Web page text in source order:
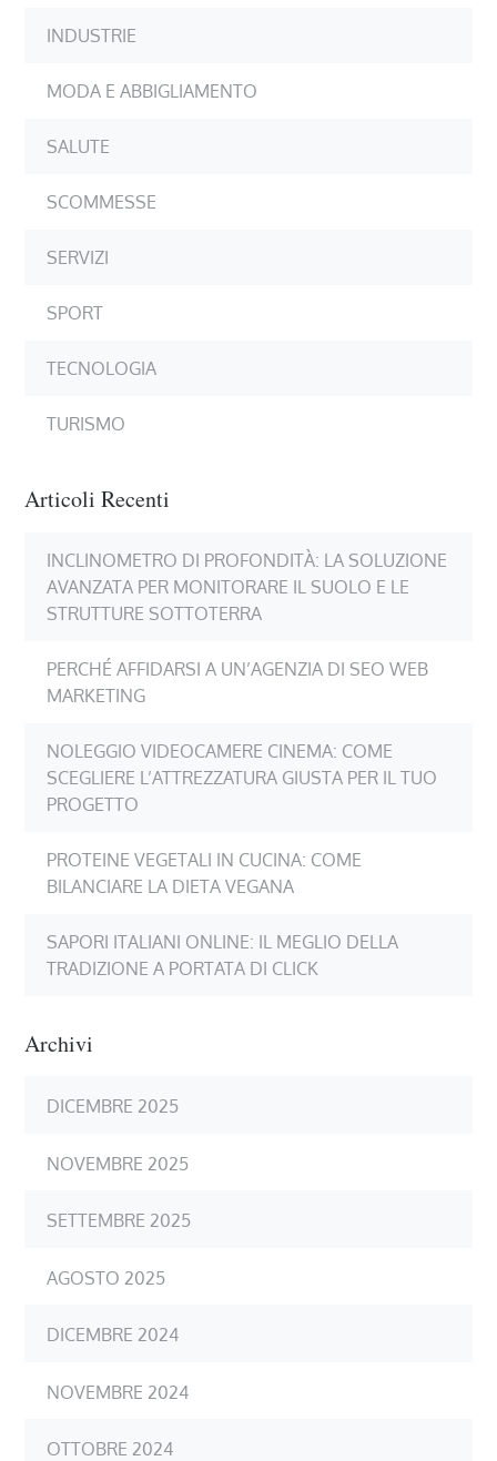
INDUSTRIE
MODA E ABBIGLIAMENTO
SALUTE
SCOMMESSE
SERVIZI
SPORT
TECNOLOGIA
TURISMO
Articoli Recenti
INCLINOMETRO DI PROFONDITÀ: LA SOLUZIONE
AVANZATA PER MONITORARE IL SUOLO E LE
STRUTTURE SOTTOTERRA
PERCHÉ AFFIDARSI A UN’AGENZIA DI SEO WEB
MARKETING
NOLEGGIO VIDEOCAMERE CINEMA: COME
SCEGLIERE L’ATTREZZATURA GIUSTA PER IL TUO
PROGETTO
PROTEINE VEGETALI IN CUCINA: COME
BILANCIARE LA DIETA VEGANA
SAPORI ITALIANI ONLINE: IL MEGLIO DELLA
TRADIZIONE A PORTATA DI CLICK
Archivi
DICEMBRE 2025
NOVEMBRE 2025
SETTEMBRE 2025
AGOSTO 2025
DICEMBRE 2024
NOVEMBRE 2024
OTTOBRE 2024